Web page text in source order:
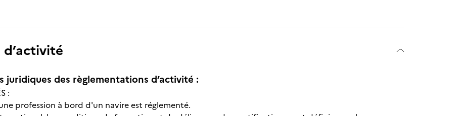
juridiques des règlementations d’activité :
:
profession à bord d'un navire est réglementé.